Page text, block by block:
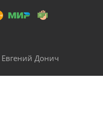
Евгений Донич